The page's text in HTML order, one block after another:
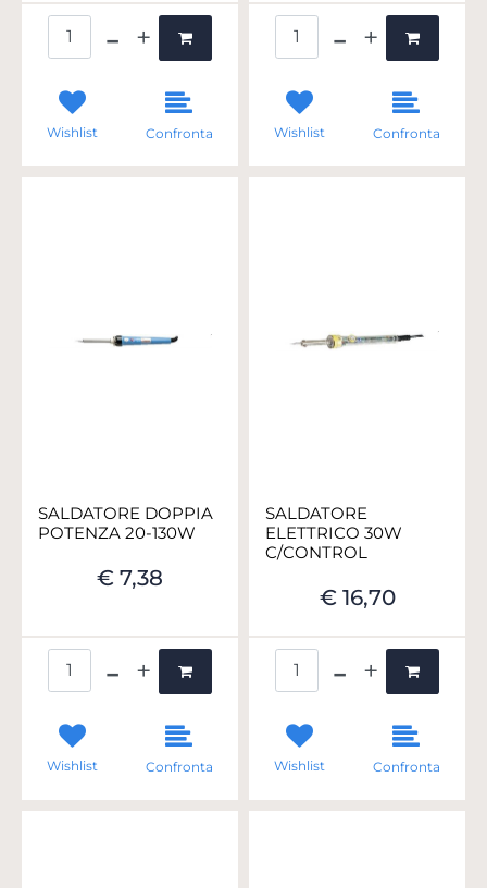
Wishlist Confronta Wishlist Confronta
SALDATORE DOPPIA
POTENZA 20-130W
€ 7,38
Wishlist Confronta
SALDATORE
ELETTRICO 30W
C/CONTROL
€ 16,70
Wishlist Confronta